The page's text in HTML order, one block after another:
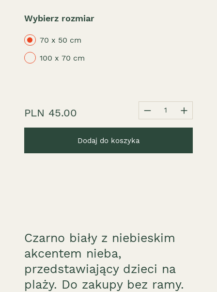
Wybierz rozmiar
70 x 50 cm
100 x 70 cm
PLN 45.00 1
Dodaj do koszyka
Czarno biały z niebieskim
akcentem nieba,
przedstawiający dzieci na
plaży. Do zakupy bez ramy.